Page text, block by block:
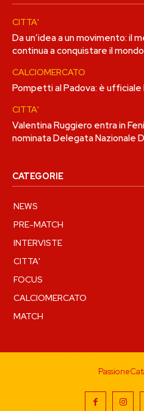
CITTA'
Da un’idea a un movimento: il
continua a conquistare il
CALCIOMERCATO
Pompetti al Padova: è ufficiale
CITTA'
Valentina Ruggiero entra in
nominata Delegata Nazionale
CATEGORIE
NEWS
PRE-MATCH
INTERVISTE
CITTA'
FOCUS
CALCIOMERCATO
MATCH